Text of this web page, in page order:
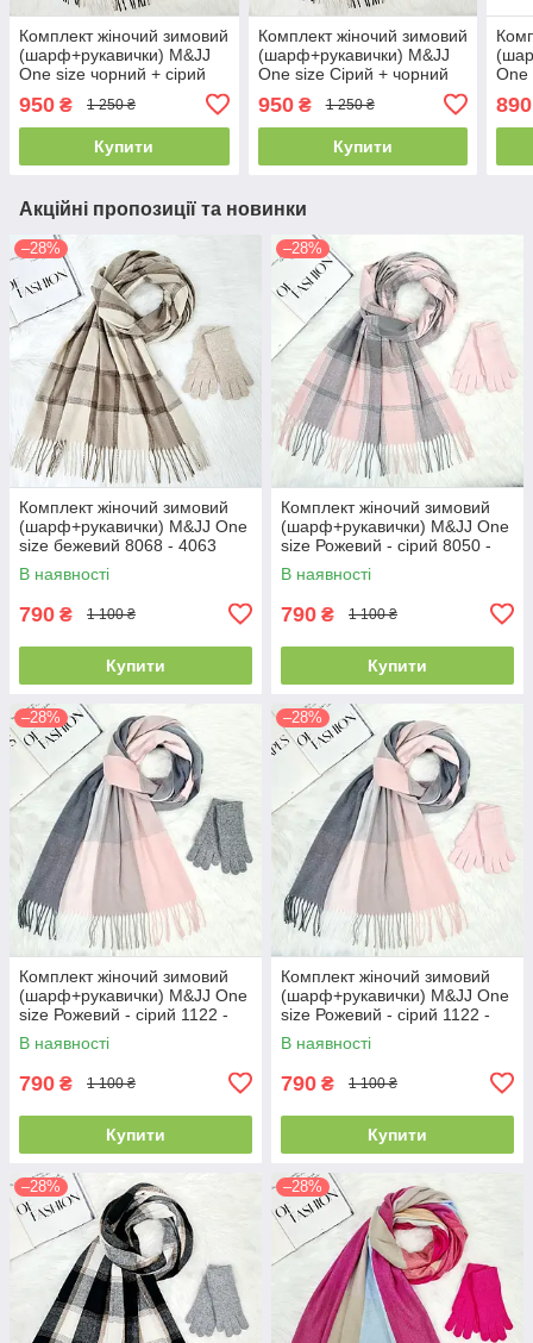
Комплект жіночий зимовий
(шарф+рукавички) M&JJ
One size чорний + сірий
950 ₴ 1 250 ₴
Купити
Комплект жіночий зимовий
(шарф+рукавички) M&JJ
One size Сірий + чорний
950₴ 1 250 ₴
Купити
One
890
Акційні пропозиції та новинки
–28%
Комплект жіночий зимовий
(шарф+рукавички) M&JJ One
size бежевий 8068 - 4063
В наявності
790 ₴ 1 100 ₴
Купити
–28%
Комплект жіночий зимовий
(шарф+рукавички) M&JJ One
size Рожевий - сірий 8050 -
4071
В наявності
790 ₴ 1 100 ₴
Купити
–28%
Комплект жіночий зимовий
(шарф+рукавички) M&JJ One
size Рожевий - сірий 1122 -
4002
В наявності
790 ₴ 1 100 ₴
Купити
–28%
Комплект жіночий зимовий
(шарф+рукавички) M&JJ One
size Рожевий - сірий 1122 -
4071
В наявності
790 ₴ 1 100 ₴
Купити
–28% –28%